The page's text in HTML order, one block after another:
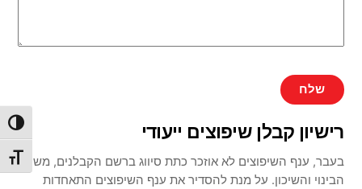
מתג
רישיון קבלן שיפוצים ייעודי
בעבר, ענף השיפוצים לא אוזכר כתת סיווג ברשם הקבלנים, משרד
הבינוי והשיכון. על מנת להסדיר את ענף השיפוצים התאחדות